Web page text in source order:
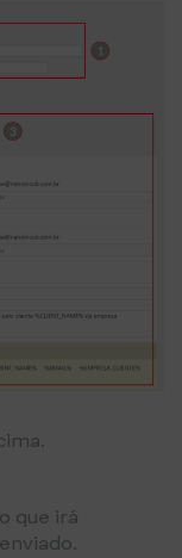
que irá